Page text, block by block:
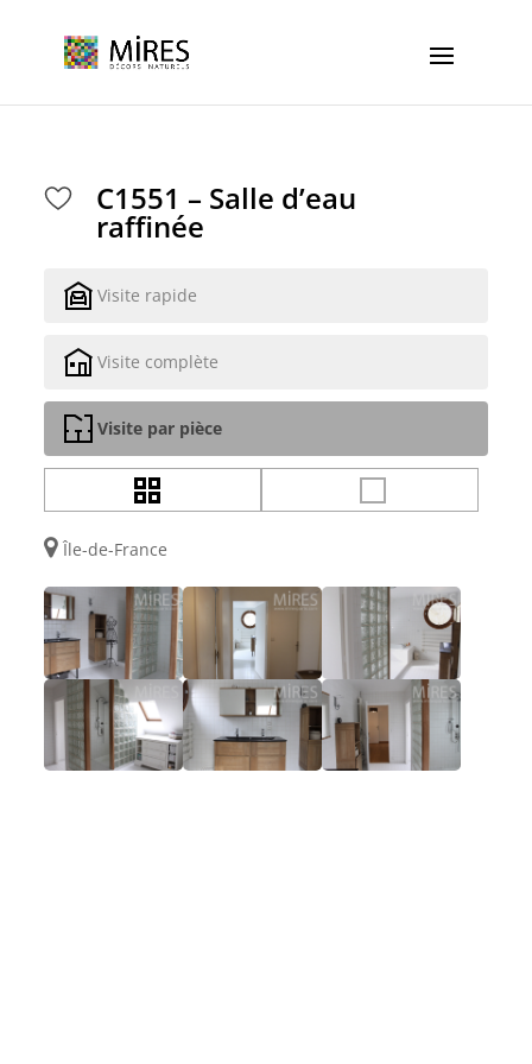
C1551 – Salle d’eau
raffinée
Visite rapide
Visite complète
Visite par pièce
Île-de-France